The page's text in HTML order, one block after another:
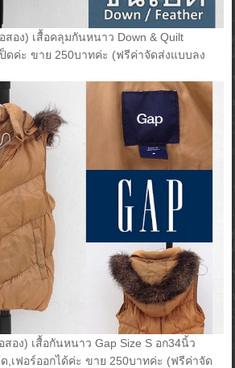
อง) เสื้อคลุมกันหนาว Down & Quilt
ดค่ะ ขาย 250บาทค่ะ (ฟรีค่าจัดส่งแบบลง
อง) เสื้อกันหนาว Gap Size S อก34นิ้ว
,เฟอร์ออกได้ค่ะ ขาย 250บาทค่ะ (ฟรีค่าจัด